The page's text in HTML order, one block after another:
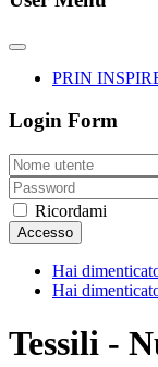
PRIN
Login Form
Ricordami
Accesso
Hai
Hai
Tessili -